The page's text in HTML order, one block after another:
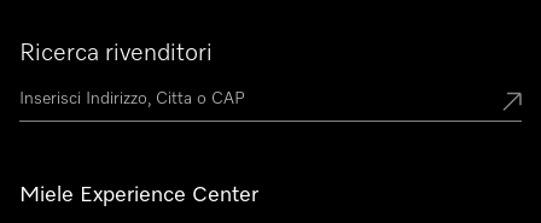
Ricerca rivenditori
Miele Experience Center